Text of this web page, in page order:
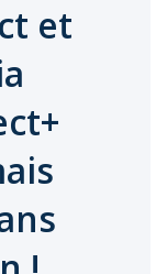
et